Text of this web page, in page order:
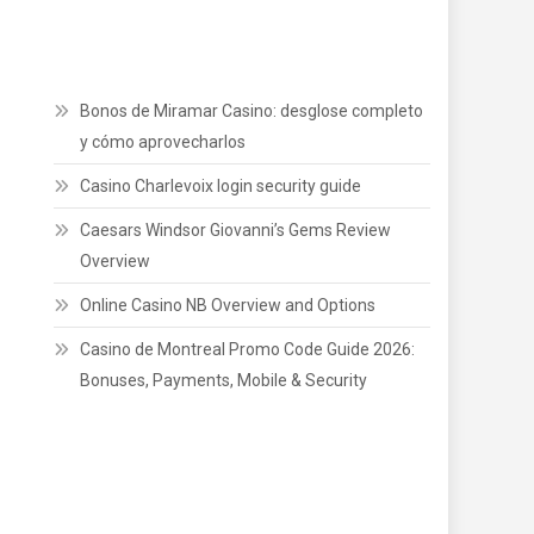
Bonos de Miramar Casino: desglose completo
y cómo aprovecharlos
Casino Charlevoix login security guide
Caesars Windsor Giovanni’s Gems Review
Overview
Online Casino NB Overview and Options
Casino de Montreal Promo Code Guide 2026:
Bonuses, Payments, Mobile & Security